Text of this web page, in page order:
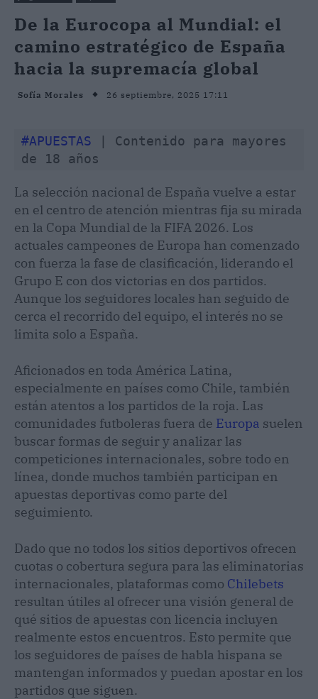
De la Eurocopa al Mundial: el
camino estratégico de España
hacia la supremacía global
Sofía Morales 26 septiembre, 2025 17:11
#APUESTAS | Contenido para mayores
de 18 años
La selección nacional de España vuelve a estar
en el centro de atención mientras fija su mirada
en la Copa Mundial de la FIFA 2026. Los
actuales campeones de Europa han comenzado
con fuerza la fase de clasificación, liderando el
Grupo E con dos victorias en dos partidos.
Aunque los seguidores locales han seguido de
cerca el recorrido del equipo, el interés no se
limita solo a España.
Aficionados en toda América Latina,
especialmente en países como Chile, también
están atentos a los partidos de la roja. Las
comunidades futboleras fuera de Europa suelen
buscar formas de seguir y analizar las
competiciones internacionales, sobre todo en
línea, donde muchos también participan en
apuestas deportivas como parte del
seguimiento.
Dado que no todos los sitios deportivos ofrecen
cuotas o cobertura segura para las eliminatorias
internacionales, plataformas como Chilebets
resultan útiles al ofrecer una visión general de
qué sitios de apuestas con licencia incluyen
realmente estos encuentros. Esto permite que
los seguidores de países de habla hispana se
mantengan informados y puedan apostar en los
partidos que siguen.